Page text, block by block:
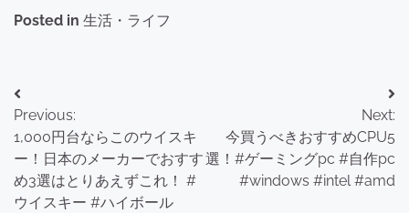
Posted in 生活・ライフ
投
稿
ナ
ビ
Previous:
1,000円台ならこのウイスキ
ー！日本のメーカーでおすす
め3選はとりあえずこれ！ #
ウイスキー #ハイボール
Next:
今買うべきおすすめCPU5
選！#ゲーミングpc #自作pc
#windows #intel #amd